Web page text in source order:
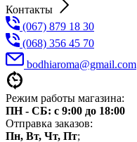
Контакты
(067) 879 18 30
(068) 356 45 70
bodhiaroma@gmail.com
Режим работы магазина:
ПН - СБ: с 9:00 до 18:00
Отправка заказов:
Пн, Вт, Чт, Пт;